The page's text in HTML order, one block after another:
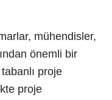
mühendisler,
önemli bir
proje
proje